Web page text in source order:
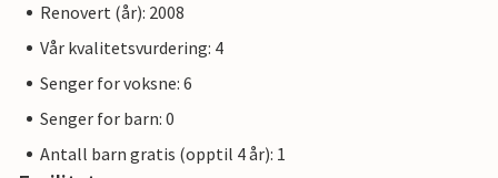
Renovert (år): 2008
Vår kvalitetsvurdering: 4
Senger for voksne: 6
Senger for barn: 0
Antall barn gratis (opptil 4 år): 1